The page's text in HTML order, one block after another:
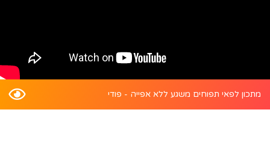
מתכון לפאי תפוחים משגע ללא אפייה - פודי